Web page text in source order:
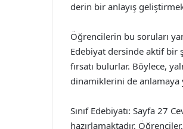
derin bir anlayış
Öğrencilerin bu soruları
Edebiyat dersinde aktif bir
fırsatı bulurlar. Böylece,
dinamiklerini de
Sınıf Edebiyatı: Sayfa 27
hazırlamaktadır.